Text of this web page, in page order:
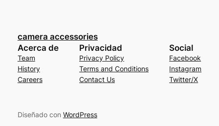
camera accessories
Acerca de
Team
History
Careers
Privacidad
Privacy Policy
Terms and Conditions
Contact Us
Social
Facebook
Instagram
Twitter/X
Diseñado con WordPress